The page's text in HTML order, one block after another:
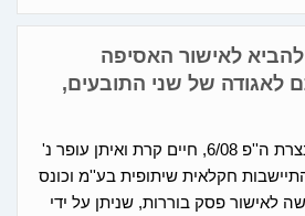
לאישור האסיפה
לאגודה של שני התובעים,
בית המשפט המחוזי בנצרת ה''פ 6/08, חיים קרת ואיתן עופר נ'
חקלאית שיתופית בע''מ וכונס
לאישור פסק בוררות, שניתן על ידי